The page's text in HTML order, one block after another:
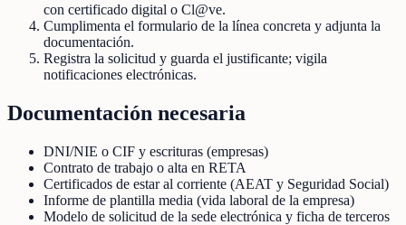
con certificado digital o Cl@ve.
Cumplimenta el formulario de la línea concreta y adjunta la
documentación.
Registra la solicitud y guarda el justificante; vigila
notificaciones electrónicas.
Documentación necesaria
DNI/NIE o CIF y escrituras (empresas)
Contrato de trabajo o alta en RETA
Certificados de estar al corriente (AEAT y Seguridad Social)
Informe de plantilla media (vida laboral de la empresa)
Modelo de solicitud de la sede electrónica y ficha de terceros